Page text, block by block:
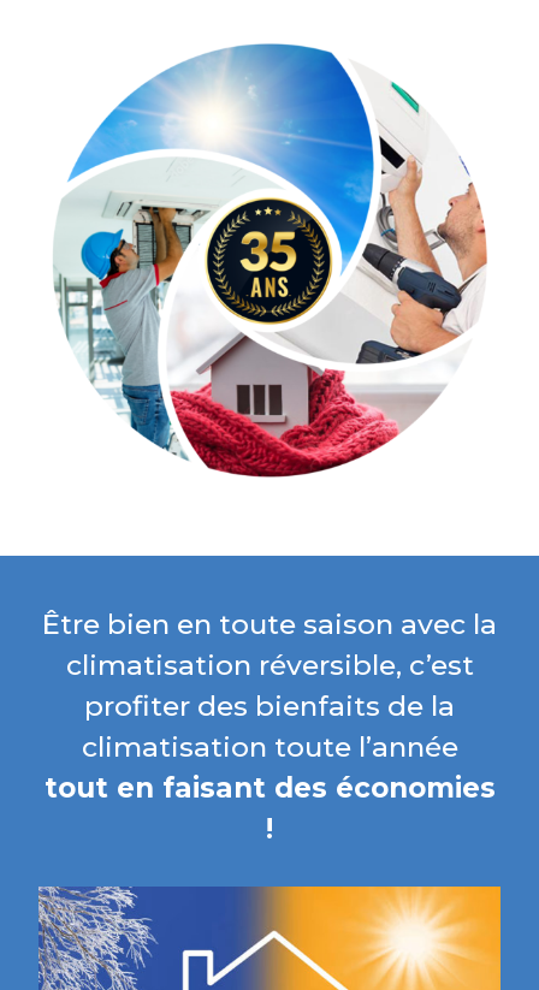
Être bien en toute saison avec la
climatisation réversible, c’est
profiter des bienfaits de la
climatisation toute l’année
tout en faisant des économies
!